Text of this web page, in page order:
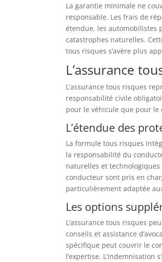
La garantie minimale ne
responsable. Les frais de
étendue, les automobilistes
catastrophes naturelles.
tous risques s’avère plus
L’assurance
L’assurance tous risques
responsabilité civile
pour le véhicule que pour le
L’étendue des
La formule tous risques
la responsabilité du
naturelles et technologiques
conducteur sont pris en
particulièrement adaptée
Les options
L’assurance tous risques
conseils et assistance
spécifique peut couvrir le
l’expertise. L’indemnisation